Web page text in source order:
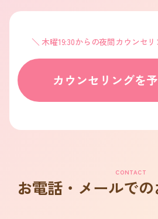
木曜19:30からの夜間カウンセ
カウンセリングを
CONTACT
お電話・メールで